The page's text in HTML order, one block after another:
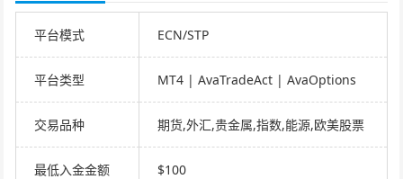
平台模式 ECN/STP
平台类型 MT4 | AvaTradeAct | AvaOptions
交易品种 期货,外汇,贵金属,指数,能源,欧美股票
最低入金金额 $100